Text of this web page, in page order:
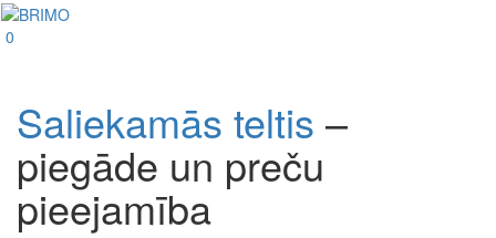
0
Saliekamās teltis –
piegāde un preču
pieejamība